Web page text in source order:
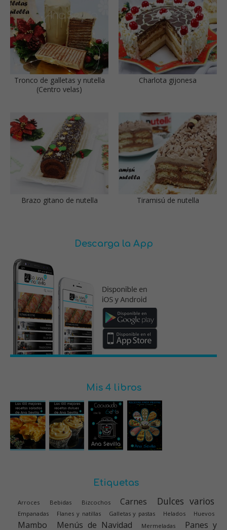
Tronco de galletas y nutella
(Centro velas)
Charlota gijonesa
Brazo gitano de nutella Tiramisú de nutella
Descarga la App
Mis 4 libros
Etiquetas
Arroces Bebidas Bizcochos Carnes Dulces varios
Empanadas Flanes y natillas Galletas y pastas Helados Huevos
Mambo Menús de Navidad Mermeladas
Panes y